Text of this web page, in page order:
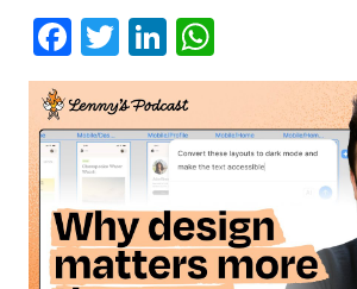
F
a
ce
b
o
o
k
T
wi
tt
er
Li
n
ke
dI
n
h
s
p
p